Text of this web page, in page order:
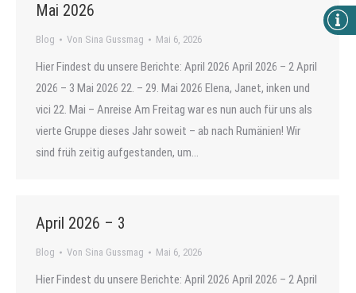
Mai 2026
Blog Von Sina Gussmag Mai 6, 2026
Hier Findest du unsere Berichte: April 2026 April 2026 – 2 April
2026 – 3 Mai 2026 22. – 29. Mai 2026 Elena, Janet, inken und
vici 22. Mai – Anreise Am Freitag war es nun auch für uns als
vierte Gruppe dieses Jahr soweit – ab nach Rumänien! Wir
sind früh zeitig aufgestanden, um…
April 2026 – 3
Blog Von Sina Gussmag Mai 6, 2026
Hier Findest du unsere Berichte: April 2026 April 2026 – 2 April